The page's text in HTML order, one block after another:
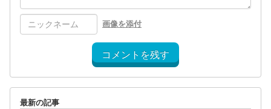
画像を添付
コメントを残す
最新の記事